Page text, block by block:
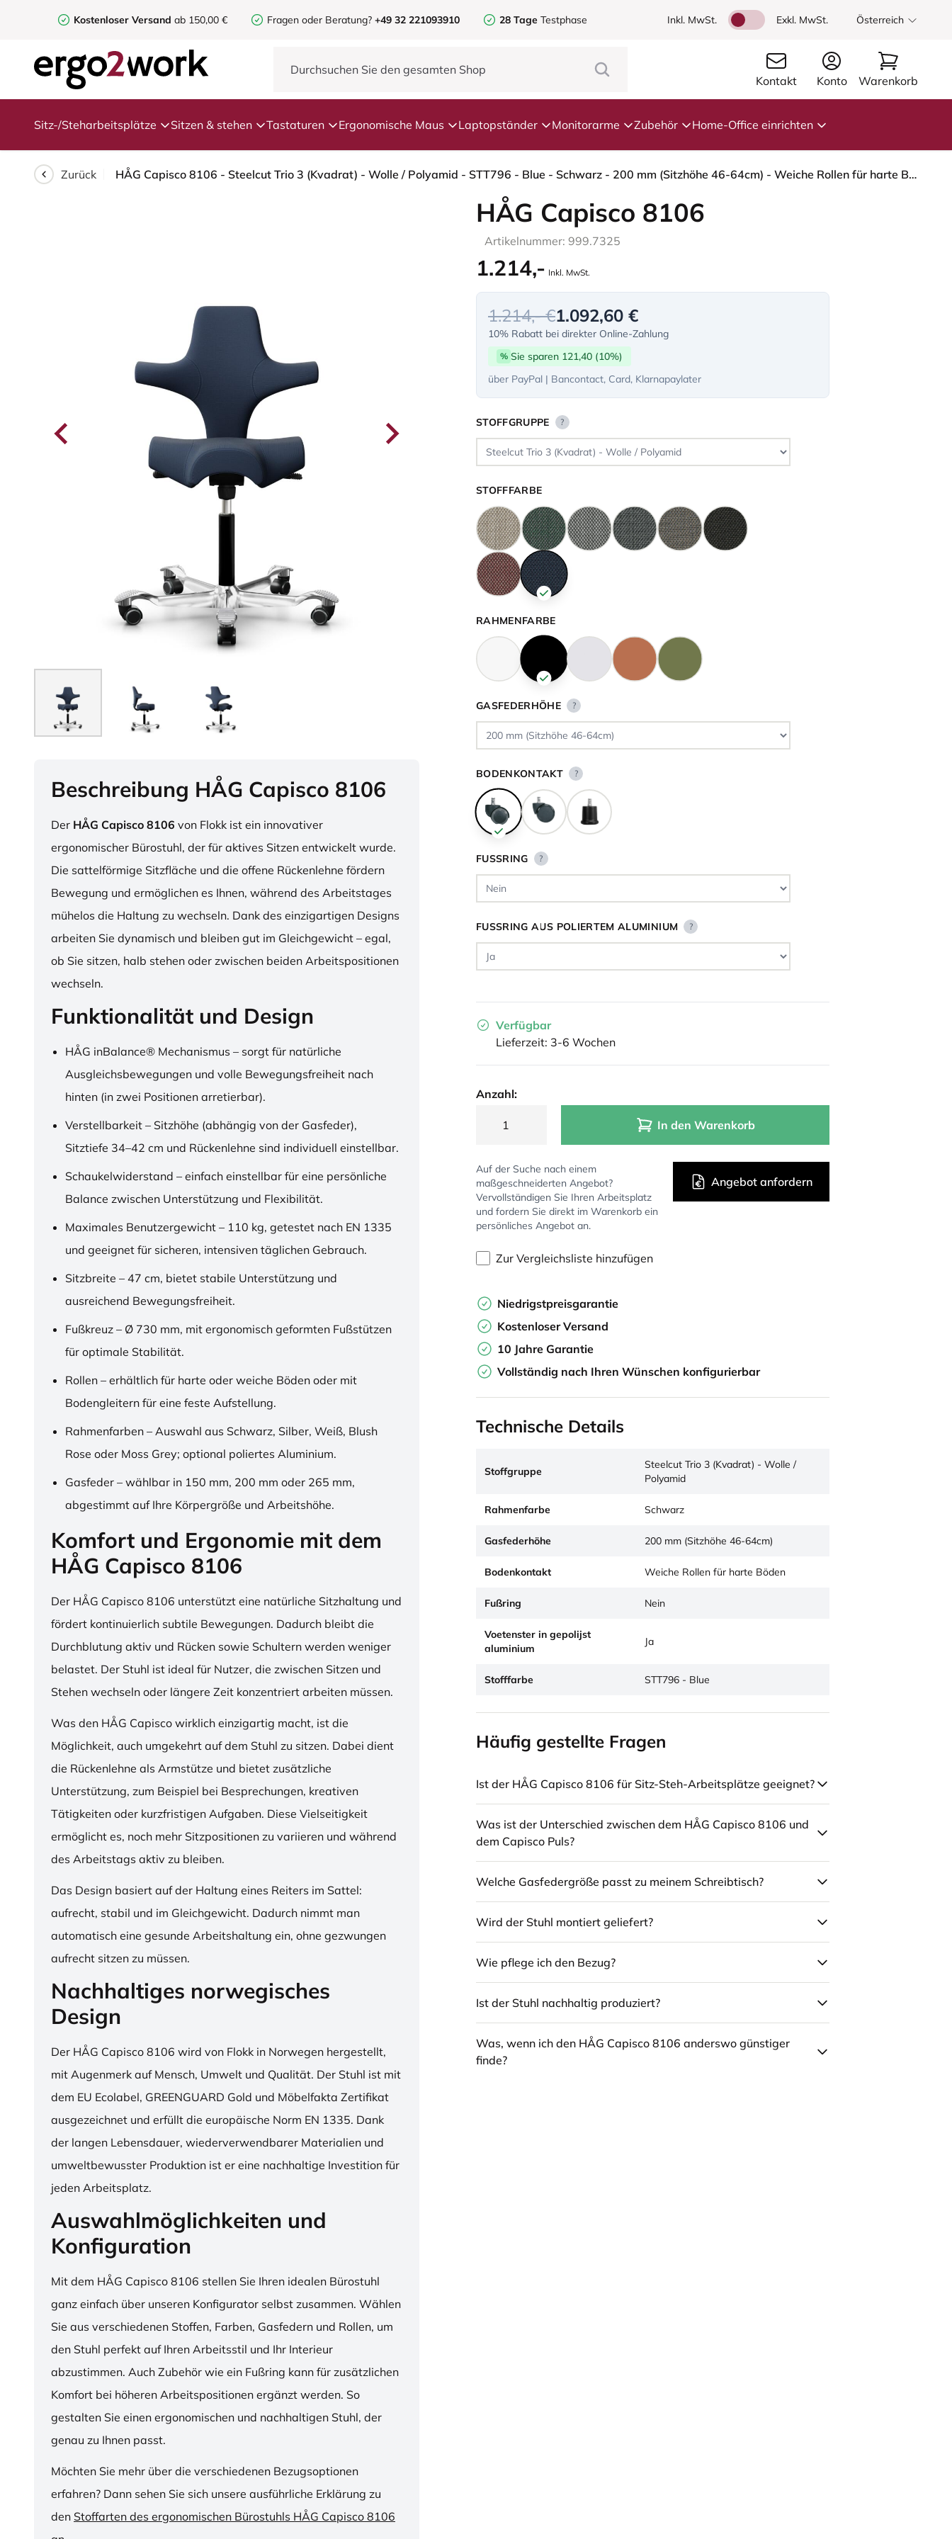
Kostenloser Versand ab 150,00 € Fragen oder Beratung? +49 32 221093910 28 Tage Testphase Inkl. MwSt. Exkl. MwSt. Österreich
Kontakt Konto Warenkorb
Sitz-/Steharbeitsplätze Sitzen & stehen Tastaturen Ergonomische Maus Laptopständer Monitorarme Zubehör Home-Office einrichten
Zurück HÅG Capisco 8106 - Steelcut Trio 3 (Kvadrat) - Wolle / Polyamid - STT796 - Blue - Schwarz - 200 mm (Sitzhöhe 46-64cm) - Weiche Rollen für harte Böden
Beschreibung HÅG Capisco 8106
Der HÅG Capisco 8106 von Flokk ist ein innovativer
ergonomischer Bürostuhl, der für aktives Sitzen entwickelt wurde.
Die sattelförmige Sitzfläche und die offene Rückenlehne fördern
Bewegung und ermöglichen es Ihnen, während des Arbeitstages
mühelos die Haltung zu wechseln. Dank des einzigartigen Designs
arbeiten Sie dynamisch und bleiben gut im Gleichgewicht – egal,
ob Sie sitzen, halb stehen oder zwischen beiden Arbeitspositionen
wechseln.
Funktionalität und Design
HÅG inBalance® Mechanismus – sorgt für natürliche
Ausgleichsbewegungen und volle Bewegungsfreiheit nach
hinten (in zwei Positionen arretierbar).
Verstellbarkeit – Sitzhöhe (abhängig von der Gasfeder),
Sitztiefe 34–42 cm und Rückenlehne sind individuell einstellbar.
Schaukelwiderstand – einfach einstellbar für eine persönliche
Balance zwischen Unterstützung und Flexibilität.
Maximales Benutzergewicht – 110 kg, getestet nach EN 1335
und geeignet für sicheren, intensiven täglichen Gebrauch.
Sitzbreite – 47 cm, bietet stabile Unterstützung und
ausreichend Bewegungsfreiheit.
Fußkreuz – Ø 730 mm, mit ergonomisch geformten Fußstützen
für optimale Stabilität.
Rollen – erhältlich für harte oder weiche Böden oder mit
Bodengleitern für eine feste Aufstellung.
Rahmenfarben – Auswahl aus Schwarz, Silber, Weiß, Blush
Rose oder Moss Grey; optional poliertes Aluminium.
Gasfeder – wählbar in 150 mm, 200 mm oder 265 mm,
abgestimmt auf Ihre Körpergröße und Arbeitshöhe.
Komfort und Ergonomie mit dem
HÅG Capisco 8106
Der HÅG Capisco 8106 unterstützt eine natürliche Sitzhaltung und
fördert kontinuierlich subtile Bewegungen. Dadurch bleibt die
Durchblutung aktiv und Rücken sowie Schultern werden weniger
belastet. Der Stuhl ist ideal für Nutzer, die zwischen Sitzen und
Stehen wechseln oder längere Zeit konzentriert arbeiten müssen.
Was den HÅG Capisco wirklich einzigartig macht, ist die
Möglichkeit, auch umgekehrt auf dem Stuhl zu sitzen. Dabei dient
die Rückenlehne als Armstütze und bietet zusätzliche
Unterstützung, zum Beispiel bei Besprechungen, kreativen
Tätigkeiten oder kurzfristigen Aufgaben. Diese Vielseitigkeit
ermöglicht es, noch mehr Sitzpositionen zu variieren und während
des Arbeitstags aktiv zu bleiben.
Das Design basiert auf der Haltung eines Reiters im Sattel:
aufrecht, stabil und im Gleichgewicht. Dadurch nimmt man
automatisch eine gesunde Arbeitshaltung ein, ohne gezwungen
aufrecht sitzen zu müssen.
Nachhaltiges norwegisches
Design
Der HÅG Capisco 8106 wird von Flokk in Norwegen hergestellt,
mit Augenmerk auf Mensch, Umwelt und Qualität. Der Stuhl ist mit
dem EU Ecolabel, GREENGUARD Gold und Möbelfakta Zertifikat
ausgezeichnet und erfüllt die europäische Norm EN 1335. Dank
der langen Lebensdauer, wiederverwendbarer Materialien und
umweltbewusster Produktion ist er eine nachhaltige Investition für
jeden Arbeitsplatz.
Auswahlmöglichkeiten und
Konfiguration
Mit dem HÅG Capisco 8106 stellen Sie Ihren idealen Bürostuhl
ganz einfach über unseren Konfigurator selbst zusammen. Wählen
Sie aus verschiedenen Stoffen, Farben, Gasfedern und Rollen, um
den Stuhl perfekt auf Ihren Arbeitsstil und Ihr Interieur
abzustimmen. Auch Zubehör wie ein Fußring kann für zusätzlichen
Komfort bei höheren Arbeitspositionen ergänzt werden. So
gestalten Sie einen ergonomischen und nachhaltigen Stuhl, der
genau zu Ihnen passt.
Möchten Sie mehr über die verschiedenen Bezugsoptionen
erfahren? Dann sehen Sie sich unsere ausführliche Erklärung zu
den Stoffarten des ergonomischen Bürostuhls HÅG Capisco 8106
HÅG Capisco 8106
Artikelnummer: 999.7325
1.214,- Inkl. MwSt.
1.214,- €1.092,60 €
10% Rabatt bei direkter Online-Zahlung
% Sie sparen 121,40 (10%)
über PayPal | Bancontact, Card, Klarnapaylater
STOFFGRUPPE ?
STOFFFARBE
RAHMENFARBE
GASFEDERHÖHE ?
BODENKONTAKT ?
FUSSRING ?
FUSSRING AUS POLIERTEM ALUMINIUM ?
Verfügbar
Lieferzeit: 3-6 Wochen
Anzahl:
In den Warenkorb
Auf der Suche nach einem
maßgeschneiderten Angebot?
Vervollständigen Sie Ihren Arbeitsplatz
und fordern Sie direkt im Warenkorb ein
persönliches Angebot an.
Angebot anfordern
Zur Vergleichsliste hinzufügen
Niedrigstpreisgarantie
Kostenloser Versand
10 Jahre Garantie
Vollständig nach Ihren Wünschen konfigurierbar
Technische Details
Stoffgruppe
Steelcut Trio 3 (Kvadrat) - Wolle /
Polyamid
Rahmenfarbe Schwarz
Gasfederhöhe 200 mm (Sitzhöhe 46-64cm)
Bodenkontakt Weiche Rollen für harte Böden
Fußring Nein
Voetenster in gepolijst
aluminium
Ja
Stofffarbe STT796 - Blue
Häufig gestellte Fragen
Ist der HÅG Capisco 8106 für Sitz-Steh-Arbeitsplätze geeignet?
Was ist der Unterschied zwischen dem HÅG Capisco 8106 und
dem Capisco Puls?
Welche Gasfedergröße passt zu meinem Schreibtisch?
Wird der Stuhl montiert geliefert?
Wie pflege ich den Bezug?
Ist der Stuhl nachhaltig produziert?
Was, wenn ich den HÅG Capisco 8106 anderswo günstiger
finde?